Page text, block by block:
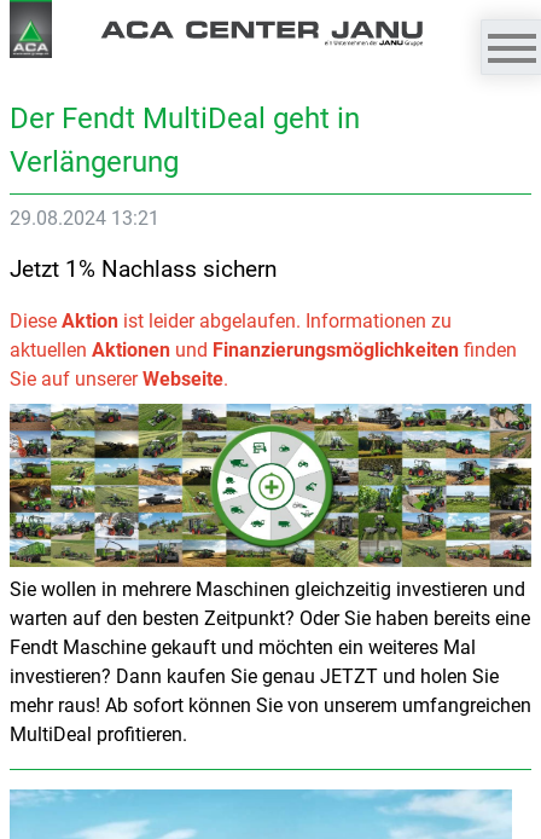
Der Fendt MultiDeal geht in
Verlängerung
29.08.2024 13:21
Jetzt 1% Nachlass sichern
Diese Aktion ist leider abgelaufen. Informationen zu
aktuellen Aktionen und Finanzierungsmöglichkeiten finden
Sie auf unsererWebseite.
Sie wollen in mehrere Maschinen gleichzeitig investieren und
warten auf den besten Zeitpunkt? Oder Sie haben bereits eine
Fendt Maschine gekauft und möchten ein weiteres Mal
investieren? Dann kaufen Sie genau JETZT und holen Sie
mehr raus! Ab sofort können Sie von unserem umfangreichen
MultiDeal profitieren.